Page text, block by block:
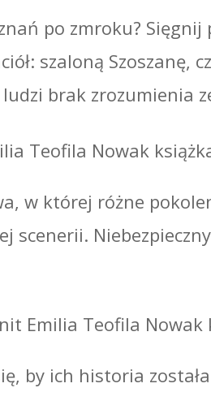
po zmroku?
szaloną Szoszanę,
brak zrozumienia
w której różne
scenerii.
by ich historia